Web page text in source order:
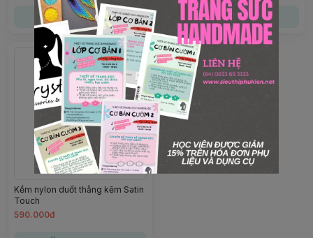
Chọn mua Chọn mua
Kềm nylon duốt thẳng kẽm Satin
Touch
590.000đ